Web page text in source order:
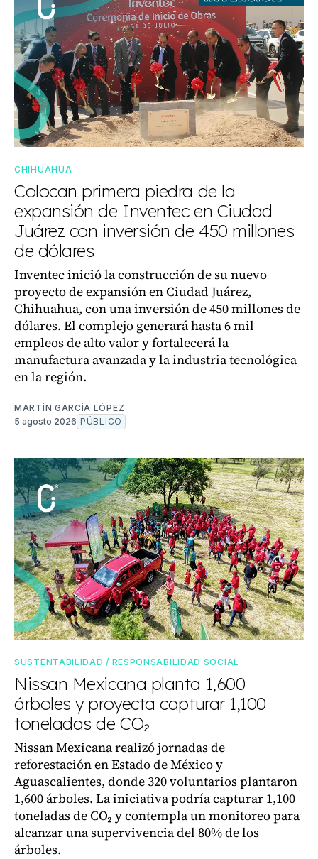
CHIHUAHUA
Colocan primera piedra de la
expansión de Inventec en Ciudad
Juárez con inversión de 450 millones
de dólares
Inventec inició la construcción de su nuevo
proyecto de expansión en Ciudad Juárez,
Chihuahua, con una inversión de 450 millones de
dólares. El complejo generará hasta 6 mil
empleos de alto valor y fortalecerá la
manufactura avanzada y la industria tecnológica
en la región.
MARTÍN GARCÍA LÓPEZ
5 agosto 2026 PÚBLICO
SUSTENTABILIDAD / RESPONSABILIDAD SOCIAL
Nissan Mexicana planta 1,600
árboles y proyecta capturar 1,100
toneladas de CO₂
Nissan Mexicana realizó jornadas de
reforestación en Estado de México y
Aguascalientes, donde 320 voluntarios plantaron
1,600 árboles. La iniciativa podría capturar 1,100
toneladas de CO₂ y contempla un monitoreo para
alcanzar una supervivencia del 80% de los
árboles.